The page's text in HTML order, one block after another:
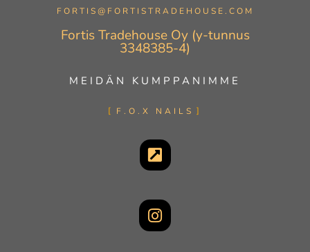
FORTIS@FORTISTRADEHOUSE.COM
Fortis Tradehouse Oy (y-tunnus
3348385-4)
MEIDÄN KUMPPANIMME
F.O.X NAILS